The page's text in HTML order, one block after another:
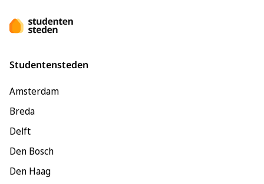
Studentensteden
Amsterdam
Breda
Delft
Den Bosch
Den Haag